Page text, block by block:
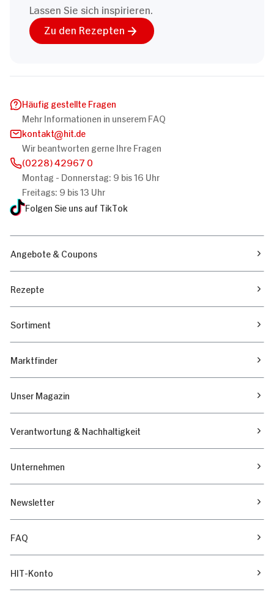
Lassen Sie sich inspirieren.
Zu den Rezepten
Häufig gestellte Fragen
Mehr Informationen in unserem FAQ
kontakt
hit.de
Wir beantworten gerne Ihre Fragen
(0228) 42967 0
Montag - Donnerstag: 9 bis 16 Uhr
Freitags: 9 bis 13 Uhr
Folgen Sie uns auf TikTok
Angebote & Coupons
Rezepte
Sortiment
Marktfinder
Unser Magazin
Verantwortung & Nachhaltigkeit
Unternehmen
Newsletter
FAQ
HIT-Konto